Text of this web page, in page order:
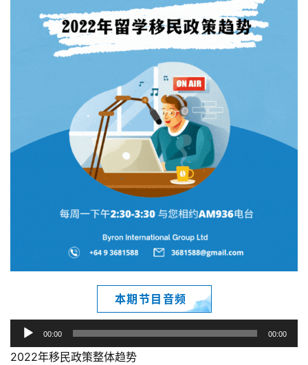
本期节目音频
频
00:00 00:00
2022年移民政策整体趋势